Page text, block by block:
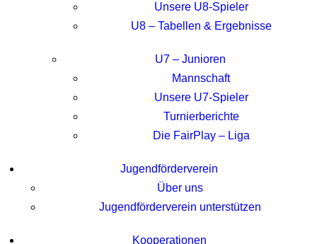
Unsere U8-Spieler
U8 – Tabellen & Ergebnisse
U7 – Junioren
Mannschaft
Unsere U7-Spieler
Turnierberichte
Die FairPlay – Liga
Jugendförderverein
Über uns
Jugendförderverein unterstützen
Kooperationen